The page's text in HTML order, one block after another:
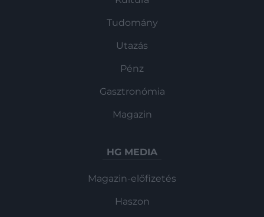
Tudomány
Utazás
Pénz
Gasztronómia
Magazin
HG MEDIA
Magazin-előfizetés
Haszon